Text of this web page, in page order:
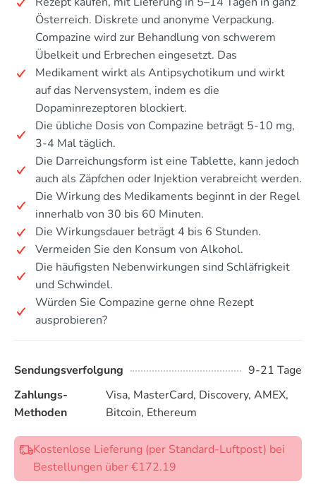
Österreich. Diskrete und anonyme Verpackung.
Compazine wird zur Behandlung von schwerem
Übelkeit und Erbrechen eingesetzt. Das
Medikament wirkt als Antipsychotikum und wirkt
auf das Nervensystem, indem es die
Dopaminrezeptoren blockiert.
Die übliche Dosis von Compazine beträgt 5-10 mg,
3-4 Mal täglich.
Die Darreichungsform ist eine Tablette, kann jedoch
auch als Zäpfchen oder Injektion verabreicht werden.
Die Wirkung des Medikaments beginnt in der Regel
innerhalb von 30 bis 60 Minuten.
Die Wirkungsdauer beträgt 4 bis 6 Stunden.
Vermeiden Sie den Konsum von Alkohol.
Die häufigsten Nebenwirkungen sind Schläfrigkeit
und Schwindel.
Würden Sie Compazine gerne ohne Rezept
ausprobieren?
Sendungsverfolgung
9-21 Tage
Zahlungs-
Methoden
Visa, MasterCard, Discovery, AMEX,
Bitcoin, Ethereum
Kostenlose Lieferung (per Standard-Luftpost) bei
Bestellungen über €172.19